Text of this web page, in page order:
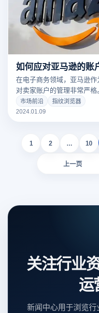
如何应对亚马逊的账
在电子商务领域，亚马逊作
对卖家账户的管理非常严格
一个问题，一旦账户被判
在这种背景下，云登指纹浏
市场前沿
指纹浏览器
2024.01.09
上一页
1 2 ... 10
关注行业
运
新闻中心用于浏览